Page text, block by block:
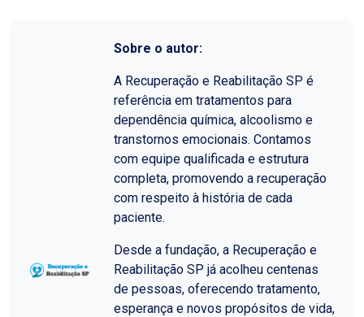
Sobre o autor:
A Recuperação e Reabilitação SP é
referência em tratamentos para
dependência química, alcoolismo e
transtornos emocionais. Contamos
com equipe qualificada e estrutura
completa, promovendo a recuperação
com respeito à história de cada
paciente.
Desde a fundação, a Recuperação e
Reabilitação SP já acolheu centenas
de pessoas, oferecendo tratamento,
esperança e novos propósitos de vida,